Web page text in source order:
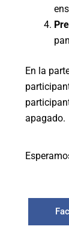
En la
apagado.